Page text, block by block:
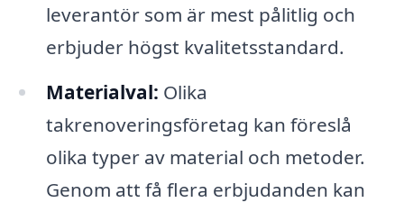
leverantör som är mest pålitlig och
erbjuder högst kvalitetsstandard.
Materialval: Olika
takrenoveringsföretag kan föreslå
olika typer av material och metoder.
Genom att få flera erbjudanden kan